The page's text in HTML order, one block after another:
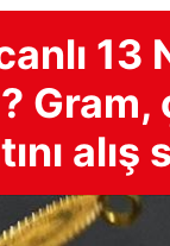
Gram,
alış